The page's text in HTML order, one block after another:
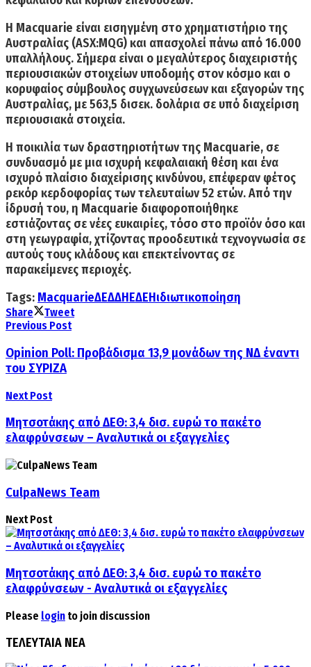
Η Macquarie είναι εισηγμένη στο χρηματιστήριο της
Αυστραλίας (ASX:MQG) και απασχολείπάνω από 16.000
υπαλλήλους. Σήμερα είναι ο μεγαλύτερος διαχειριστής
περιουσιακών στοιχείων υποδομής στον κόσμο και ο
κορυφαίος σύμβουλος συγχωνεύσεων και εξαγορών της
Αυστραλίας, με 563,5 δισεκ. δολάρια σε υπό διαχείριση
περιουσιακά στοιχεία.
Η ποικιλία των δραστηριοτήτων της Macquarie, σε
συνδυασμό με μια ισχυρή κεφαλαιακή θέση και ένα
ισχυρό πλαίσιο διαχείρισης κινδύνου, επέφεραν φέτος
ρεκόρ κερδοφορίας των τελευταίων 52 ετών.Από την
ίδρυσή του, η Macquarie διαφοροποιήθηκε
εστιάζοντας σε νέες ευκαιρίες, τόσο στο προϊόν όσο και
στη γεωγραφία, χτίζοντας προοδευτικά τεχνογνωσία σε
αυτούς τους κλάδους και επεκτείνοντας σε
παρακείμενες περιοχές.
Tags: MacquarieΔΕΔΔΗΕΔΕΗιδιωτικοποίηση
Share
Tweet
Previous Post
Opinion Poll: Προβάδισμα 13,9 μονάδων της ΝΔ έναντι
του ΣΥΡΙΖΑ
Next Post
Μητσοτάκης από ΔΕΘ: 3,4 δισ. ευρώ το πακέτο
ελαφρύνσεων – Αναλυτικά οι εξαγγελίες
CulpaNews Team
Next Post
Μητσοτάκης από ΔΕΘ: 3,4 δισ. ευρώ το πακέτο
ελαφρύνσεων - Αναλυτικά οι εξαγγελίες
Please login to join discussion
ΤΕΛΕΥΤΑΙΑ ΝΕΑ